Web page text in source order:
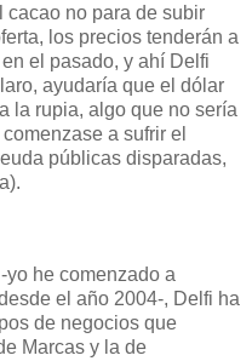
cacao no para de subir
los precios tenderán a
el pasado, y ahí Delfi
ayudaría que el dólar
la rupia, algo que no sería
a sufrir el
públicas disparadas,
he comenzado a
el año 2004-, Delfi ha
de negocios que
Marcas y la de